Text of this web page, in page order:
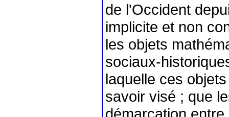
de l'Occident
implicite et non
les objets
sociaux-
laquelle ces
savoir visé ; que